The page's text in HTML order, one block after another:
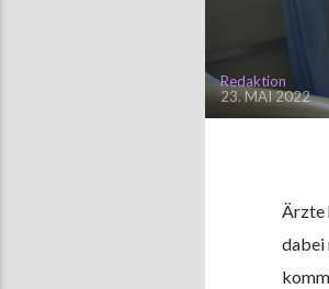
Redaktion
23. MAI 2022
Ärzte
dabei